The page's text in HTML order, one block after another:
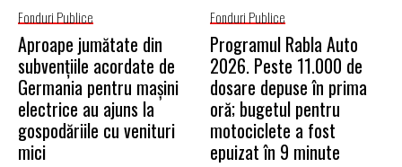
Fonduri Publice
Aproape jumătate din
subvențiile acordate de
Germania pentru mașini
electrice au ajuns la
gospodăriile cu venituri
mici
Fonduri Publice
Programul Rabla Auto
2026. Peste 11.000 de
dosare depuse în prima
oră; bugetul pentru
motociclete a fost
epuizat în 9 minute